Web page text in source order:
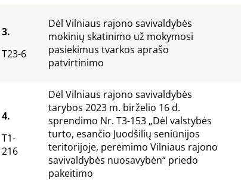
3.
T23-6
Dėl Vilniaus rajono savivaldybės
mokinių skatinimo už mokymosi
pasiekimus tvarkos aprašo
patvirtinimo
4.
T1-
216
Dėl Vilniaus rajono savivaldybės
tarybos 2023 m. birželio 16 d.
sprendimo Nr. T3-153 „Dėl valstybės
turto, esančio Juodšilių seniūnijos
teritorijoje, perėmimo Vilniaus rajono
savivaldybės nuosavybėn“ priedo
pakeitimo